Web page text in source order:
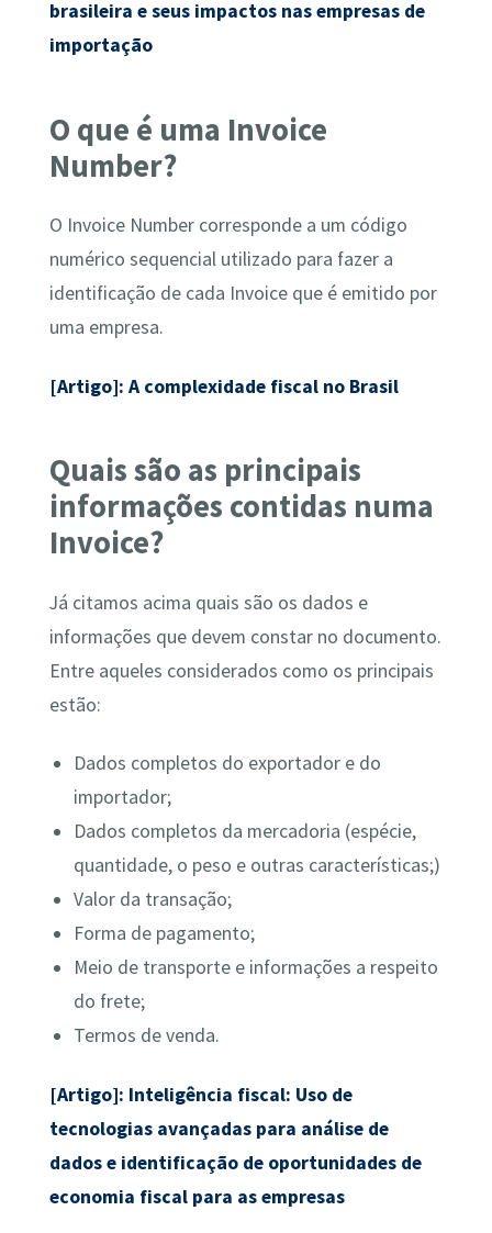
brasileira e seus impactos nas empresas de
importação
O que é uma Invoice
Number?
O Invoice Number corresponde a um código
numérico sequencial utilizado para fazer a
identificação de cada Invoice que é emitido por
uma empresa.
[Artigo]: A complexidade fiscal no Brasil
Quais são as principais
informações contidas numa
Invoice?
Já citamos acima quais são os dados e
informações que devem constar no documento.
Entre aqueles considerados como os principais
estão:
Dados completos do exportador e do
importador;
Dados completos da mercadoria (espécie,
quantidade, o peso e outras características;)
Valor da transação;
Forma de pagamento;
Meio de transporte e informações a respeito
do frete;
Termos de venda.
[Artigo]: Inteligência fiscal: Uso de
tecnologias avançadas para análise de
dados e identificação de oportunidades de
economia fiscal para as empresas